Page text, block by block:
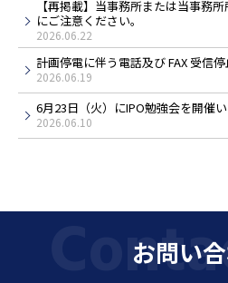
【再掲載】当事務所または当事務
にご注意ください。
2026.06.22
計画停電に伴う電話及び FAX 受信
2026.06.19
6月23日（火）にIPO勉強会を開催い
2026.06.10
お問い